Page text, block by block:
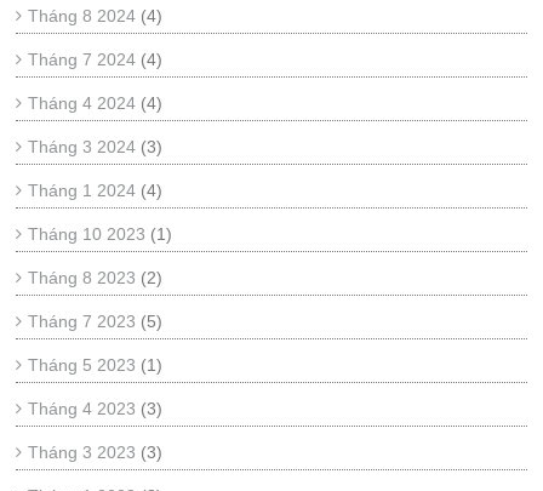
Tháng 8 2024 (4)
Tháng 7 2024 (4)
Tháng 4 2024 (4)
Tháng 3 2024 (3)
Tháng 1 2024 (4)
Tháng 10 2023 (1)
Tháng 8 2023 (2)
Tháng 7 2023 (5)
Tháng 5 2023 (1)
Tháng 4 2023 (3)
Tháng 3 2023 (3)